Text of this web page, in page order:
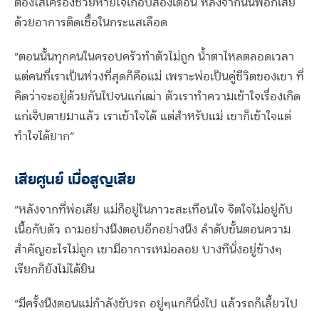
ต้องใส่เครื่องช่วยหายใจเกือบสองเดือน หลังจากนั้นพ่อก็เสีย
ด้วยอาการติดเชื้อในกระแสเลือด
“ตอนนั้นทุกคนในครอบครัวทำตัวไม่ถูก น้ำตาไหลตลอดเวลา
แต่คนที่เราเป็นห่วงที่สุดก็คือแม่ เพราะพ่อเป็นคู่ชีวิตของเขา ที่
คิดว่าจะอยู่ด้วยกันไปจนแก่เฒ่า ตัวเราทำความเข้าใจเรื่องเกิด
แก่เจ็บตายมาแล้ว เราเข้าใจได้ แต่สำหรับแม่ เขาก็เข้าใจแต่
ทำใจได้ยาก”
เสียศูนย์ เมื่อสูญเสีย
“หลังจากที่พ่อเสีย แม่ก็อยู่ในภาวะสะเทือนใจ จิตใจไม่อยู่กับ
เนื้อกับตัว ถามอย่างนึงตอบอีกอย่างนึง ลำดับขั้นตอนความ
สำคัญอะไรไม่ถูก เขามีอาการเหม่อลอย บางทีนั่งอยู่ข้างๆ
เรียกก็ยังไม่ได้ยิน
“มีครั้งนึงตอนแม่กำลังขับรถ อยู่ๆแกก็นิ่งไป แล้วรถก็เลี้ยวไป